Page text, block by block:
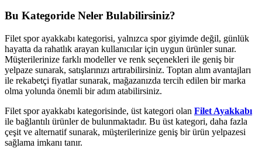
Bu Kategoride Neler Bulabilirsiniz?
Filet spor ayakkabı kategorisi, yalnızca spor giyimde değil, günlük
hayatta da rahatlık arayan kullanıcılar için uygun ürünler sunar.
Müşterilerinize farklı modeller ve renk seçenekleri ile geniş bir
yelpaze sunarak, satışlarınızı artırabilirsiniz. Toptan alım avantajları
ile rekabetçi fiyatlar sunarak, mağazanızda tercih edilen bir marka
olma yolunda önemli bir adım atabilirsiniz.
Filet spor ayakkabı kategorisinde, üst kategori olan Filet Ayakkabı
ile bağlantılı ürünler de bulunmaktadır. Bu üst kategori, daha fazla
çeşit ve alternatif sunarak, müşterilerinize geniş bir ürün yelpazesi
sağlama imkanı tanır.